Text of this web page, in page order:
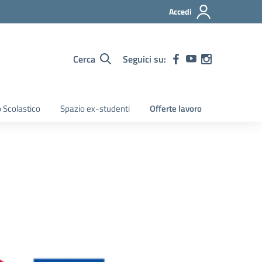
Accedi
Cerca Seguici su:
Scolastico Spazio ex-studenti Offerte lavoro